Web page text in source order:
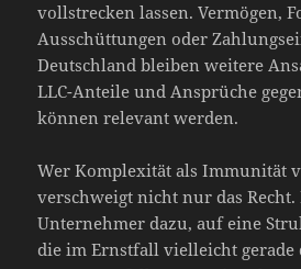
vollstrecken lassen. Vermögen,
Ausschüttungen oder
Deutschland bleiben weitere
LLC-Anteile und Ansprüche
können relevant werden.
Wer Komplexität als Immunität
verschweigt nicht nur das
Unternehmer dazu, auf eine
die im Ernstfall vielleicht gerade